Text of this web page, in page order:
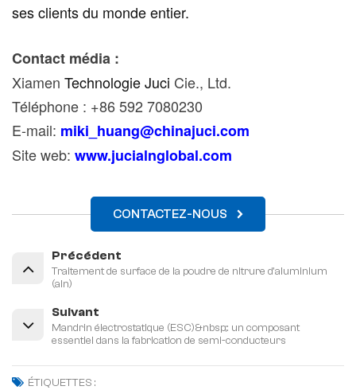
ses clients du monde entier.
Contact média :
Xiamen Technologie Juci Cie., Ltd.
Téléphone : +86 592 7080230
E-mail: miki_huang@chinajuci.com
Site web: www.jucialnglobal.com
CONTACTEZ-NOUS
Précédent
Traitement de surface de la poudre de nitrure d'aluminium
(aln)
Suivant
Mandrin électrostatique (ESC)&nbsp;: un composant
essentiel dans la fabrication de semi-conducteurs
ÉTIQUETTES :